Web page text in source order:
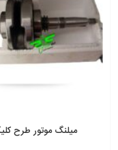
میلنگ موتور طرح کلیک